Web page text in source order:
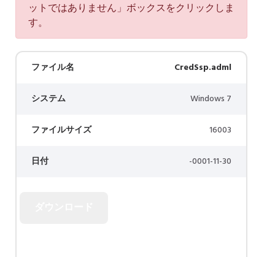
ットではありません」ボックスをクリックしま
す。
ファイル名 CredSsp.adml
システム Windows 7
ファイルサイズ 16003
日付 -0001-11-30